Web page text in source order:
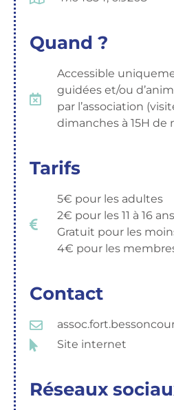
Quand ?
Accessible
guidées et/ou
par l’association
dimanches à 15H de
Tarifs
5€ pour les adultes
2€ pour les 11 à 16 ans
Gratuit pour les
4€ pour les
Contact
Site internet
Réseaux